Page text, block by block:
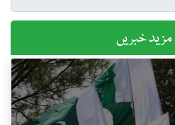
مزید خبریں